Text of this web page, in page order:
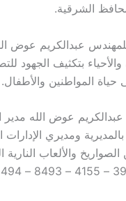
الشرقية.
عبدالكريم عوض
بتكثيف الجهود
حياة المواطنين والأطفال.
عوض الله مدير
ومديري
والألعاب النارية